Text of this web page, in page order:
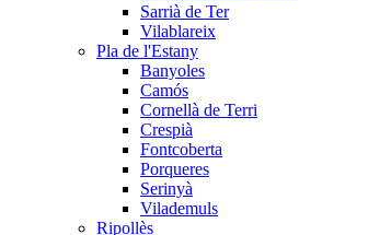
Sarrià de Ter
Vilablareix
Pla de l'Estany
Banyoles
Camós
Cornellà de Terri
Crespià
Fontcoberta
Porqueres
Serinyà
Vilademuls
Ripollès